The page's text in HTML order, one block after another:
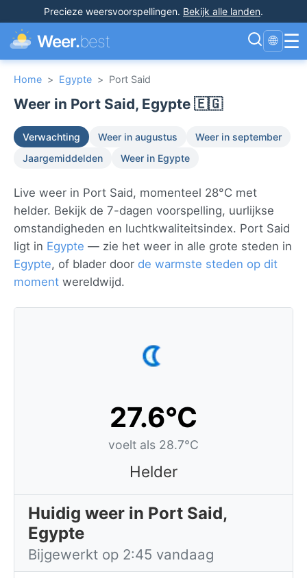
Precieze weersvoorspellingen. Bekijk alle landen.
Weer.best 🌐 ☰
Home > Egypte > Port Said
Weer in Port Said, Egypte 🇪🇬
Verwachting Weer in augustus
Weer in september
Jaargemiddelden
Weer in Egypte
Live weer in Port Said, momenteel 28°C met
helder. Bekijk de 7-dagen voorspelling, uurlijkse
omstandigheden en luchtkwaliteitsindex. Port Said
ligt in Egypte — zie het weer in alle grote steden in
Egypte, of blader door de warmste steden op dit
moment wereldwijd.
27.6°C
voelt als 28.7°C
Helder
Huidig weer in Port Said,
Egypte
Bijgewerkt op 2:45 vandaag